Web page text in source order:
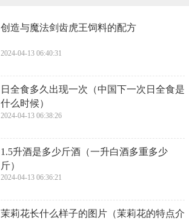
​创造与魔法剑齿虎王饲料的配方
2024-04-13 06:40:31
​日全食多久出现一次（中国下一次日全食是
什么时候）
2024-04-13 06:38:26
​1.5升酒是多少斤酒（一升白酒多重多少
斤）
2024-04-13 06:36:21
​茉莉花长什么样子的图片（茉莉花的特点介